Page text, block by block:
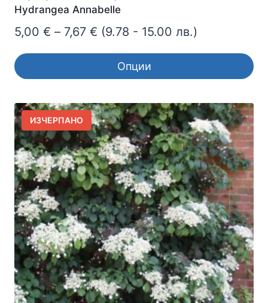
Hydrangea Annabelle
5,00 € – 7,67 € Price
range:
5,00 €
7,67 €
(9.78 - 15.00 лв.)
Опции
product
has
multiple
variants.
The
options
may
be
chosen
on
the
product
page
ИЗЧЕРПАНО